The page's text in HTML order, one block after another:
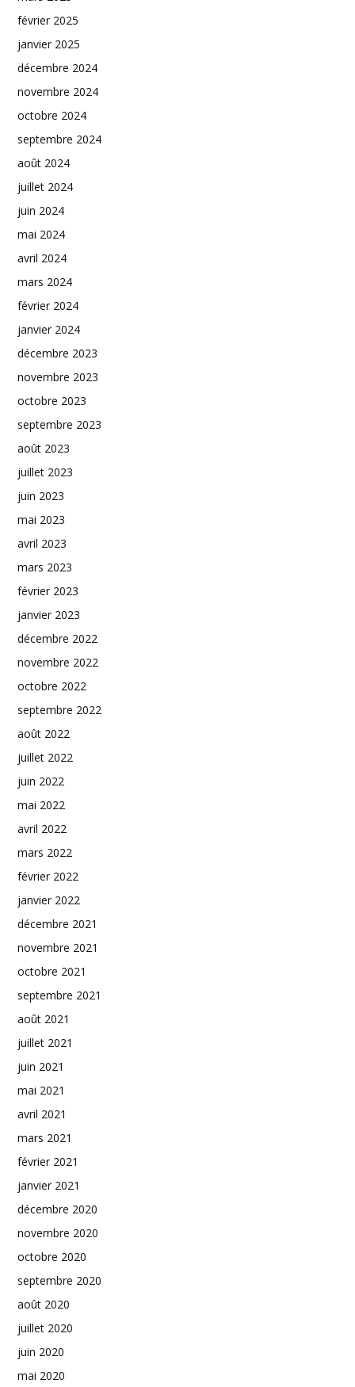
février 2025
janvier 2025
décembre 2024
novembre 2024
octobre 2024
septembre 2024
août 2024
juillet 2024
juin 2024
mai 2024
avril 2024
mars 2024
février 2024
janvier 2024
décembre 2023
novembre 2023
octobre 2023
septembre 2023
août 2023
juillet 2023
juin 2023
mai 2023
avril 2023
mars 2023
février 2023
janvier 2023
décembre 2022
novembre 2022
octobre 2022
septembre 2022
août 2022
juillet 2022
juin 2022
mai 2022
avril 2022
mars 2022
février 2022
janvier 2022
décembre 2021
novembre 2021
octobre 2021
septembre 2021
août 2021
juillet 2021
juin 2021
mai 2021
avril 2021
mars 2021
février 2021
janvier 2021
décembre 2020
novembre 2020
octobre 2020
septembre 2020
août 2020
juillet 2020
juin 2020
mai 2020